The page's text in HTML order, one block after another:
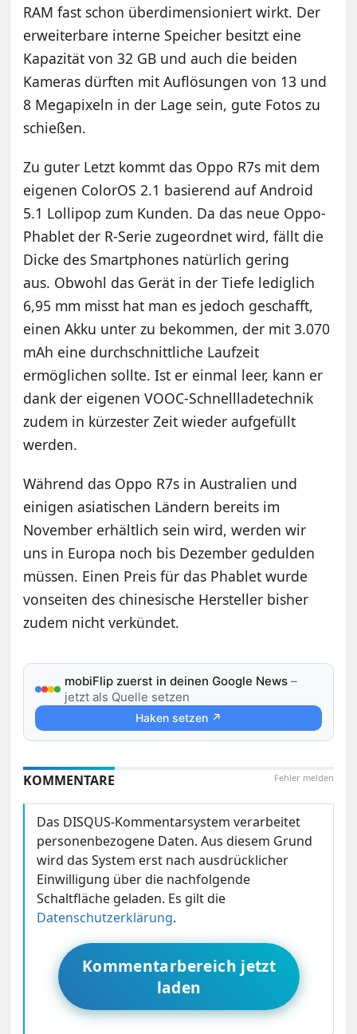
RAM fast schon überdimensioniert wirkt. Der
erweiterbare interne Speicher besitzt eine
Kapazität von 32 GB und auch die beiden
Kameras dürften mit Auflösungen von 13 und
8 Megapixeln in der Lage sein, gute Fotos zu
schießen.
Zu guter Letzt kommt das Oppo R7s mit dem
eigenen ColorOS 2.1 basierend auf Android
5.1 Lollipop zum Kunden. Da das neue Oppo-
Phablet der R-Serie zugeordnet wird, fällt die
Dicke des Smartphones natürlich gering
aus. Obwohl das Gerät in der Tiefe lediglich
6,95 mm misst hat man es jedoch geschafft,
einen Akku unter zu bekommen, der mit 3.070
mAh eine durchschnittliche Laufzeit
ermöglichen sollte. Ist er einmal leer, kann er
dank der eigenen VOOC-Schnellladetechnik
zudem in kürzester Zeit wieder aufgefüllt
werden.
Während das Oppo R7s in Australien und
einigen asiatischen Ländern bereits im
November erhältlich sein wird, werden wir
uns in Europa noch bis Dezember gedulden
müssen. Einen Preis für das Phablet wurde
vonseiten des chinesische Hersteller bisher
zudem nicht verkündet.
mobiFlip zuerst in deinen Google News –
jetzt als Quelle setzen
Haken setzen ↗
Fehler melden
KOMMENTARE
Das DISQUS-Kommentarsystem verarbeitet
personenbezogene Daten. Aus diesem Grund
wird das System erst nach ausdrücklicher
Einwilligung über die nachfolgende
Schaltfläche geladen. Es gilt die
Datenschutzerklärung.
Kommentarbereich jetzt
laden